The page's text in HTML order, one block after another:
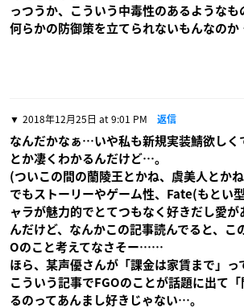
っつうか、こういう中毒性のあるような
何らかの防御策を立てられないもんなのか
2018年12月25日 at 9:01 PM 返信
なんだかなぁ…いや私も新規実装鯖欲しく
とか凄くわかるんだけど…。
(ついこの間の蘭陵王とかね、虞美人とか
でもストーリーやゲーム性、Fate(もとい
ャラが魅力的でとてつもなく好きだし愛が
んだけど、なんかこの記事読んでると、こ
Oのこと考えてなさそー……
ほら、某声優さんが「課金は家賃まで」
こういう記事でFGOのことが話題に出て
るのってあんまし好きじゃない…。